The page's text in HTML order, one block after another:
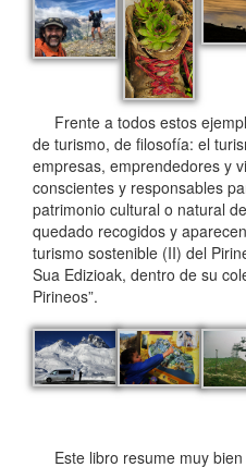
Frente a todos estos
de turismo, de filosofía: el
empresas, emprendedores y
conscientes y responsables
patrimonio cultural o natural
quedado recogidos y
turismo sostenible (II) del
Sua Edizioak, dentro de su
Pirineos”.
Este libro resume muy bien